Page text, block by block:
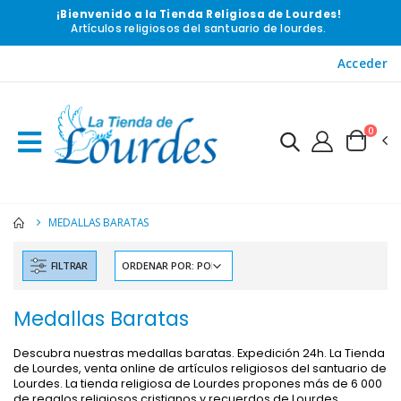
¡Bienvenido a la Tienda Religiosa de Lourdes!
Artículos religiosos del santuario de lourdes.
Acceder
0
MEDALLAS BARATAS
FILTRAR
Medallas Baratas
Descubra nuestras medallas baratas. Expedición 24h. La Tienda
de Lourdes, venta online de artículos religiosos del santuario de
Lourdes. La tienda religiosa de Lourdes propones más de 6 000